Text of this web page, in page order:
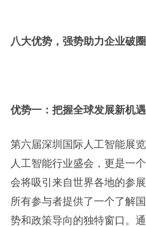
八大优势，强势助力企业破
优势一：把握全球发展新机
第六届深圳国际人工智能展
人工智能行业盛会，更是一
会将吸引来自世界各地的参
所有参与者提供了一个了解
势和政策导向的独特窗口。